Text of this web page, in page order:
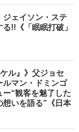
ジェイソン・ステ
!!《「眠眠打破」
ル』》父ジョセ
ルマン・ドミンゴ
“観客を魅了した
いを語る”《日本